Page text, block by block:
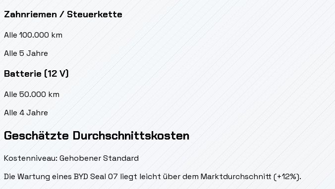
Zahnriemen / Steuerkette
Alle 100.000 km
Alle 5 Jahre
Batterie (12 V)
Alle 50.000 km
Alle 4 Jahre
Geschätzte Durchschnittskosten
Kostenniveau: Gehobener Standard
Die Wartung eines BYD Seal 07 liegt leicht über dem Marktdurchschnitt (+12%).